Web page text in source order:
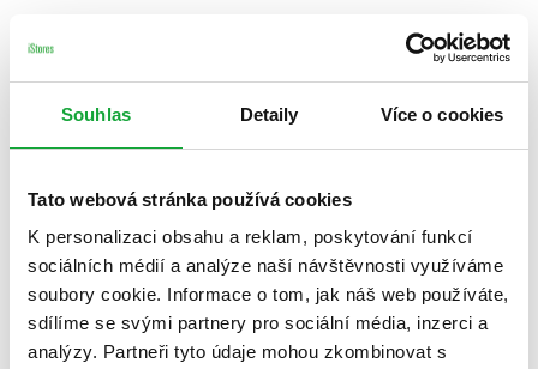
Souhlas Detaily Více o cookies
Tato webová stránka používá cookies
K personalizaci obsahu a reklam, poskytování funkcí
sociálních médií a analýze naší návštěvnosti využíváme
soubory cookie. Informace o tom, jak náš web používáte,
sdílíme se svými partnery pro sociální média, inzerci a
analýzy. Partneři tyto údaje mohou zkombinovat s